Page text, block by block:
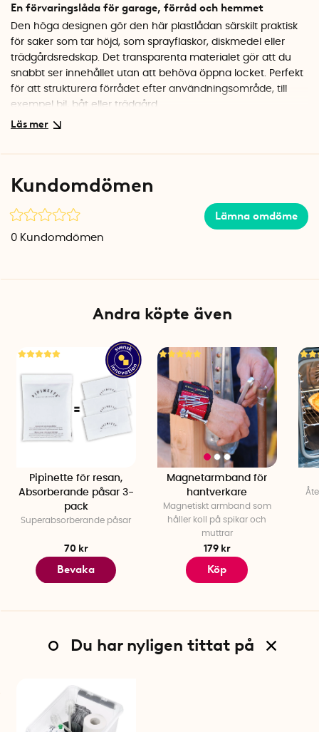
En förvaringslåda för garage, förråd och hemmet
Den höga designen gör den här plastlådan särskilt praktisk
för saker som tar höjd, som sprayflaskor, diskmedel eller
trädgårdsredskap. Det transparenta materialet gör att du
snabbt ser innehållet utan att behöva öppna locket. Perfekt
för att strukturera förrådet efter användningsområde, till
exempel bil, båt eller trädgård.
handtaget håller locket säkert på plats, och den stapelbara
utnyttja utrymmet maximalt. Fungerar utmärkt för
säsongsförvaring av kläder, handdukar eller verktyg.
Material: BPA-fri plast
Färg: Transparent med svarta handtag
Kundomdömen
Lämna omdöme
0 Kundomdömen
Andra köpte även
Pipinette för resan,
Absorberande påsar 3-
pack
Superabsorberande påsar
70 kr
Bevaka
Magnetarmband för
hantverkare
Magnetiskt armband som
håller koll på spikar och
muttrar
179 kr
Köp
Du har nyligen tittat på